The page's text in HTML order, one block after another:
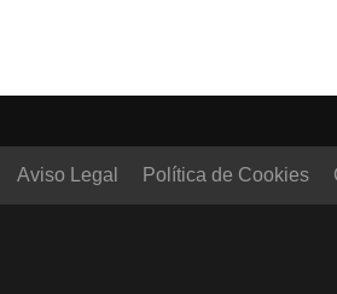
Aviso Legal Política de Cookies